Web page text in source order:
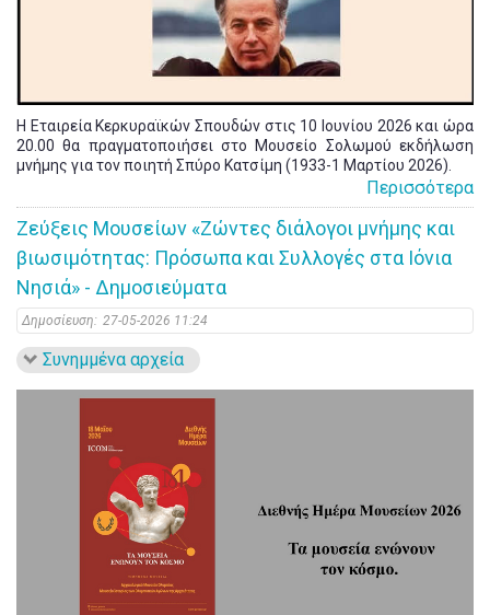
Η Εταιρεία Κερκυραϊκών Σπουδών στις 10 Ιουνίου 2026 και ώρα
20.00 θα πραγματοποιήσει στο Μουσείο Σολωμού εκδήλωση
μνήμης για τον ποιητή Σπύρο Κατσίμη (1933-1 Μαρτίου 2026).
Περισσότερα
Ζεύξεις Μουσείων «Zώντες διάλογοι μνήμης και
βιωσιμότητας: Πρόσωπα και Συλλογές στα Ιόνια
Νησιά» - Δημοσιεύματα
Δημοσίευση: 27-05-2026 11:24
Συνημμένα αρχεία